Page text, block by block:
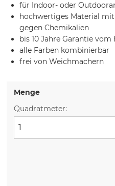
für Indoor- oder
hochwertiges Material
gegen Chemikalien
bis 10 Jahre Garantie vom
alle Farben kombinierbar
frei von Weichmachern
Menge
Quadratmeter: